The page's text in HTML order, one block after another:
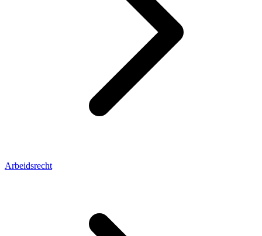
Arbeidsrecht